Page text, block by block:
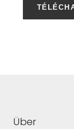
Über